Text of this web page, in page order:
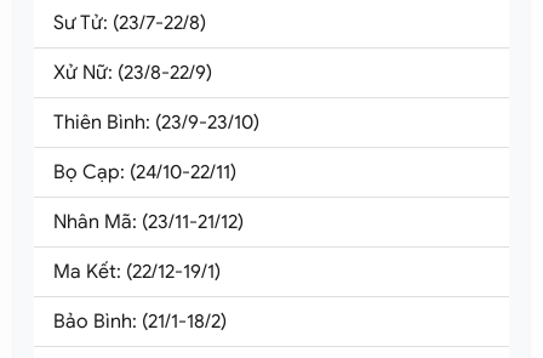
Sư Tử: (23/7-22/8)
Xử Nữ: (23/8-22/9)
Thiên Bình: (23/9-23/10)
Bọ Cạp: (24/10-22/11)
Nhân Mã: (23/11-21/12)
Ma Kết: (22/12-19/1)
Bảo Bình: (21/1-18/2)